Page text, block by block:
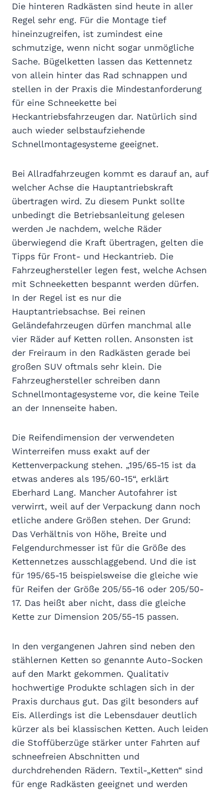
Die hinteren Radkästen sind heute in aller
Regel sehr eng. Für die Montage tief
hineinzugreifen, ist zumindest eine
schmutzige, wenn nicht sogar unmögliche
Sache. Bügelketten lassen das Kettennetz
von allein hinter das Rad schnappen und
stellen in der Praxis die Mindestanforderung
für eine Schneekette bei
Heckantriebsfahrzeugen dar. Natürlich sind
auch wieder selbstaufziehende
Schnellmontagesysteme geeignet.
Bei Allradfahrzeugen kommt es darauf an, auf
welcher Achse die Hauptantriebskraft
übertragen wird. Zu diesem Punkt sollte
unbedingt die Betriebsanleitung gelesen
werden Je nachdem, welche Räder
überwiegend die Kraft übertragen, gelten die
Tipps für Front- und Heckantrieb. Die
Fahrzeughersteller legen fest, welche Achsen
mit Schneeketten bespannt werden dürfen.
In der Regel ist es nur die
Hauptantriebsachse. Bei reinen
Geländefahrzeugen dürfen manchmal alle
vier Räder auf Ketten rollen. Ansonsten ist
der Freiraum in den Radkästen gerade bei
großen SUV oftmals sehr klein. Die
Fahrzeughersteller schreiben dann
Schnellmontagesysteme vor, die keine Teile
an der Innenseite haben.
Die Reifendimension der verwendeten
Winterreifen muss exakt auf der
Kettenverpackung stehen. „195/65-15 ist da
etwas anderes als 195/60-15“, erklärt
Eberhard Lang. Mancher Autofahrer ist
verwirrt, weil auf der Verpackung dann noch
etliche andere Größen stehen. Der Grund:
Das Verhältnis von Höhe, Breite und
Felgendurchmesser ist für die Größe des
Kettennetzes ausschlaggebend. Und die ist
für 195/65-15 beispielsweise die gleiche wie
für Reifen der Größe 205/55-16 oder 205/50-
17. Das heißt aber nicht, dass die gleiche
Kette zur Dimension 205/55-15 passen.
In den vergangenen Jahren sind neben den
stählernen Ketten so genannte Auto-Socken
auf den Markt gekommen. Qualitativ
hochwertige Produkte schlagen sich in der
Praxis durchaus gut. Das gilt besonders auf
Eis. Allerdings ist die Lebensdauer deutlich
kürzer als bei klassischen Ketten. Auch leiden
die Stoffüberzüge stärker unter Fahrten auf
schneefreien Abschnitten und
durchdrehenden Rädern. Textil-„Ketten“ sind
für enge Radkästen geeignet und werden